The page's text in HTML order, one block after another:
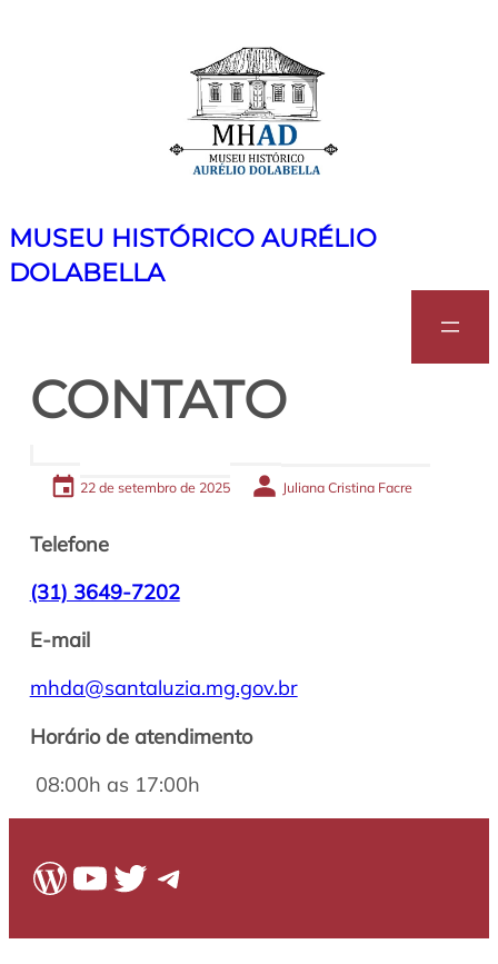
MUSEU HISTÓRICO AURÉLIO
DOLABELLA
Search
CONTATO
22 de setembro de 2025 Juliana Cristina Facre
Telefone
(31) 3649-7202
E-mail
mhda@santaluzia.mg.gov.br
Horário de atendimento
08:00h as 17:00h
WordPress
Youtube
Twitter
Telegram